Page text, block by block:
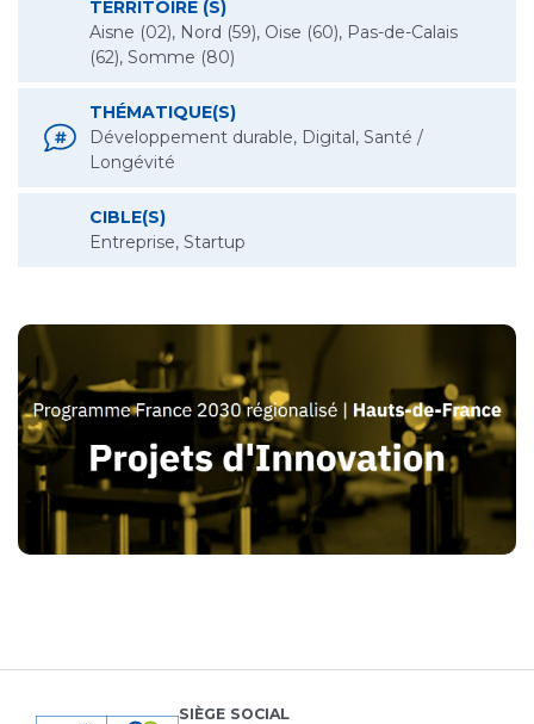
TERRITOIRE (S)
Aisne (02), Nord (59), Oise (60), Pas-de-Calais
(62), Somme (80)
THÉMATIQUE(S)
Développement durable, Digital, Santé /
Longévité
CIBLE(S)
Entreprise, Startup
SIÈGE SOCIAL